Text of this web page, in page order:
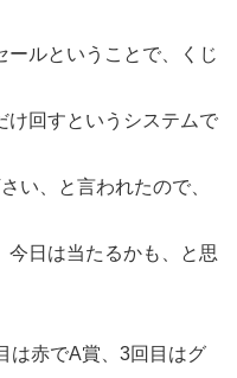
ールということで、くじ
け回すというシステムで
い、と言われたので、
今日は当たるかも、と思
は赤でA賞、3回目はグ